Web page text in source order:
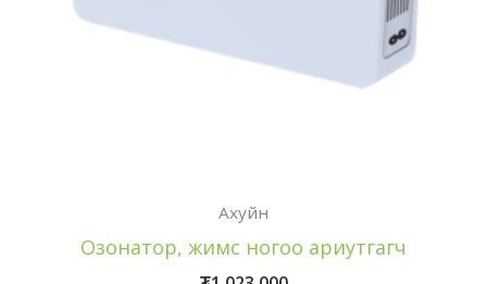
Ахуйн
Озонатор, жимс ногоо ариутгагч